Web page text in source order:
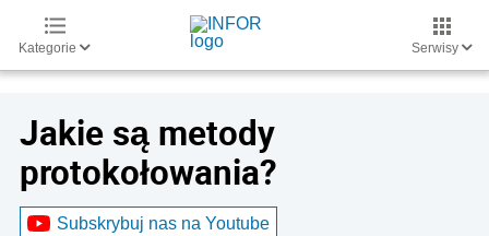
Kategorie Serwisy
Jakie są metody
protokołowania?
Subskrybuj nas na Youtube